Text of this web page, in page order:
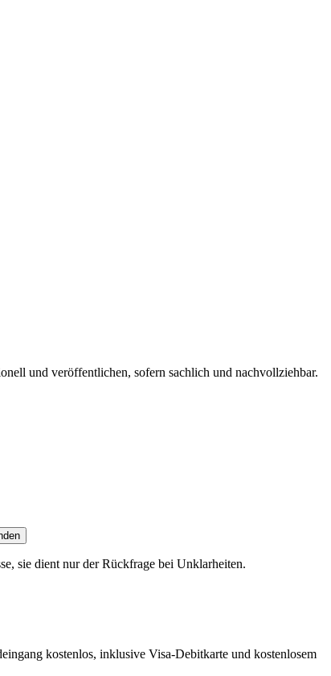
und veröffentlichen, sofern sachlich und nachvollziehbar.
sie dient nur der Rückfrage bei Unklarheiten.
kostenlos, inklusive Visa-Debitkarte und kostenlosem